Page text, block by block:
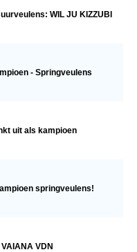
WIL JU KIZZUBI
- Springveulens
uit als kampioen
springveulens!
VDN